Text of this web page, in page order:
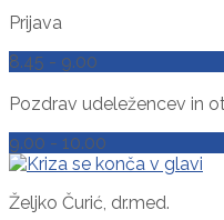
Prijava
8.45 - 9.00
Pozdrav udeležencev in
9.00 - 10.00
Željko Čurić, dr.med.